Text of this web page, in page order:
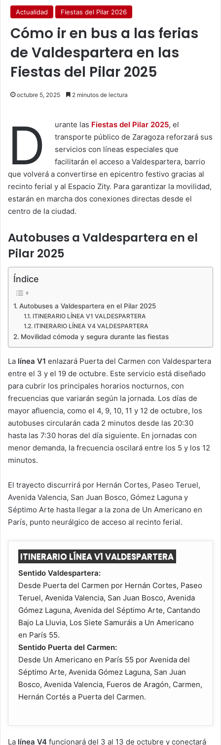
Actualidad Fiestas del Pilar 2026
Cómo ir en bus a las ferias
de Valdespartera en las
Fiestas del Pilar 2025
octubre 5, 2025 2 minutos de lectura
D urante las Fiestas del Pilar 2025, el
transporte público de Zaragoza reforzará sus
servicios con líneas especiales que
facilitarán el acceso a Valdespartera, barrio
que volverá a convertirse en epicentro festivo gracias al
recinto ferial y al Espacio Zity. Para garantizar la movilidad,
estarán en marcha dos conexiones directas desde el
centro de la ciudad.
Autobuses a Valdespartera en el
Pilar 2025
Índice
Autobuses a Valdespartera en el Pilar 2025
ITINERARIO LÍNEA V1 VALDESPARTERA
ITINERARIO LÍNEA V4 VALDESPARTERA
Movilidad cómoda y segura durante las fiestas
La línea V1 enlazará Puerta del Carmen con Valdespartera
entre el 3 y el 19 de octubre. Este servicio está diseñado
para cubrir los principales horarios nocturnos, con
frecuencias que variarán según la jornada. Los días de
mayor afluencia, como el 4, 9, 10, 11 y 12 de octubre, los
autobuses circularán cada 2 minutos desde las 20:30
hasta las 7:30 horas del día siguiente. En jornadas con
menor demanda, la frecuencia oscilará entre los 5 y los 12
minutos.
El trayecto discurrirá por Hernán Cortes, Paseo Teruel,
Avenida Valencia, San Juan Bosco, Gómez Laguna y
Séptimo Arte hasta llegar a la zona de Un Americano en
París, punto neurálgico de acceso al recinto ferial.
ITINERARIO LÍNEA V1 VALDESPARTERA
Sentido Valdespartera:
Desde Puerta del Carmen por Hernán Cortes, Paseo
Teruel, Avenida Valencia, San Juan Bosco, Avenida
Gómez Laguna, Avenida del Séptimo Arte, Cantando
Bajo La Lluvia, Los Siete Samuráis a Un Americano
en París 55.
Sentido Puerta del Carmen:
Desde Un Americano en París 55 por Avenida del
Séptimo Arte, Avenida Gómez Laguna, San Juan
Bosco, Avenida Valencia, Fueros de Aragón, Carmen,
Hernán Cortés a Puerta del Carmen.
La línea V4 funcionará del 3 al 13 de octubre y conectará